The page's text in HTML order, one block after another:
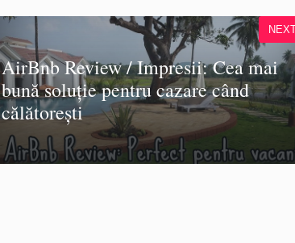
AirBnb Review / Impresii: Cea mai
bună soluție pentru cazare când
călătorești